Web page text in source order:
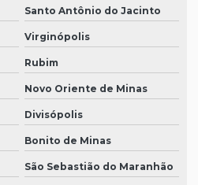
Santo Antônio do Jacinto
Virginópolis
Rubim
Novo Oriente de Minas
Divisópolis
Bonito de Minas
São Sebastião do Maranhão